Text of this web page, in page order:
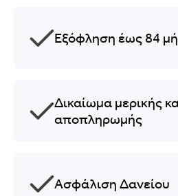
Εξόφληση έως 84
Δικαίωμα μερικής
αποπληρωμής
Ασφάλιση Δανείου